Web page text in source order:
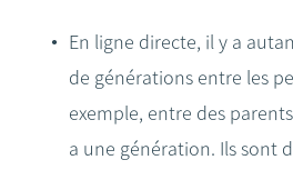
En ligne directe, il y a
de générations entre les
exemple, entre des
a une génération. Ils sont